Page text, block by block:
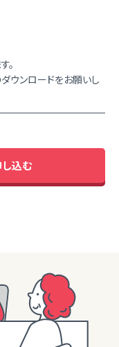
。
ンロードをお願いし
込む